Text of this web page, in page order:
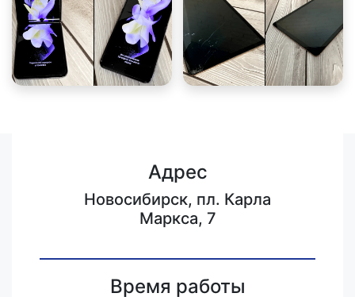
Адрес
Новосибирск, пл. Карла
Маркса, 7
Время работы